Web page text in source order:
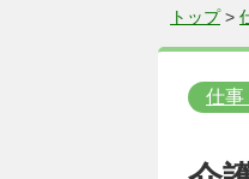
トップ>
仕事